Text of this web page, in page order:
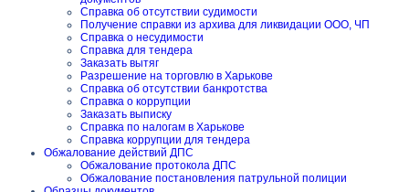
Справка об отсутствии судимости
Получение справки из архива для ликвидации ООО, ЧП
Справка о несудимости
Справка для тендера
Заказать вытяг
Разрешение на торговлю в Харькове
Справка об отсутствии банкротства
Справка о коррупции
Заказать выписку
Справка по налогам в Харькове
Справка коррупции для тендера
Обжалование действий ДПС
Обжалование протокола ДПС
Обжалование постановления патрульной полиции